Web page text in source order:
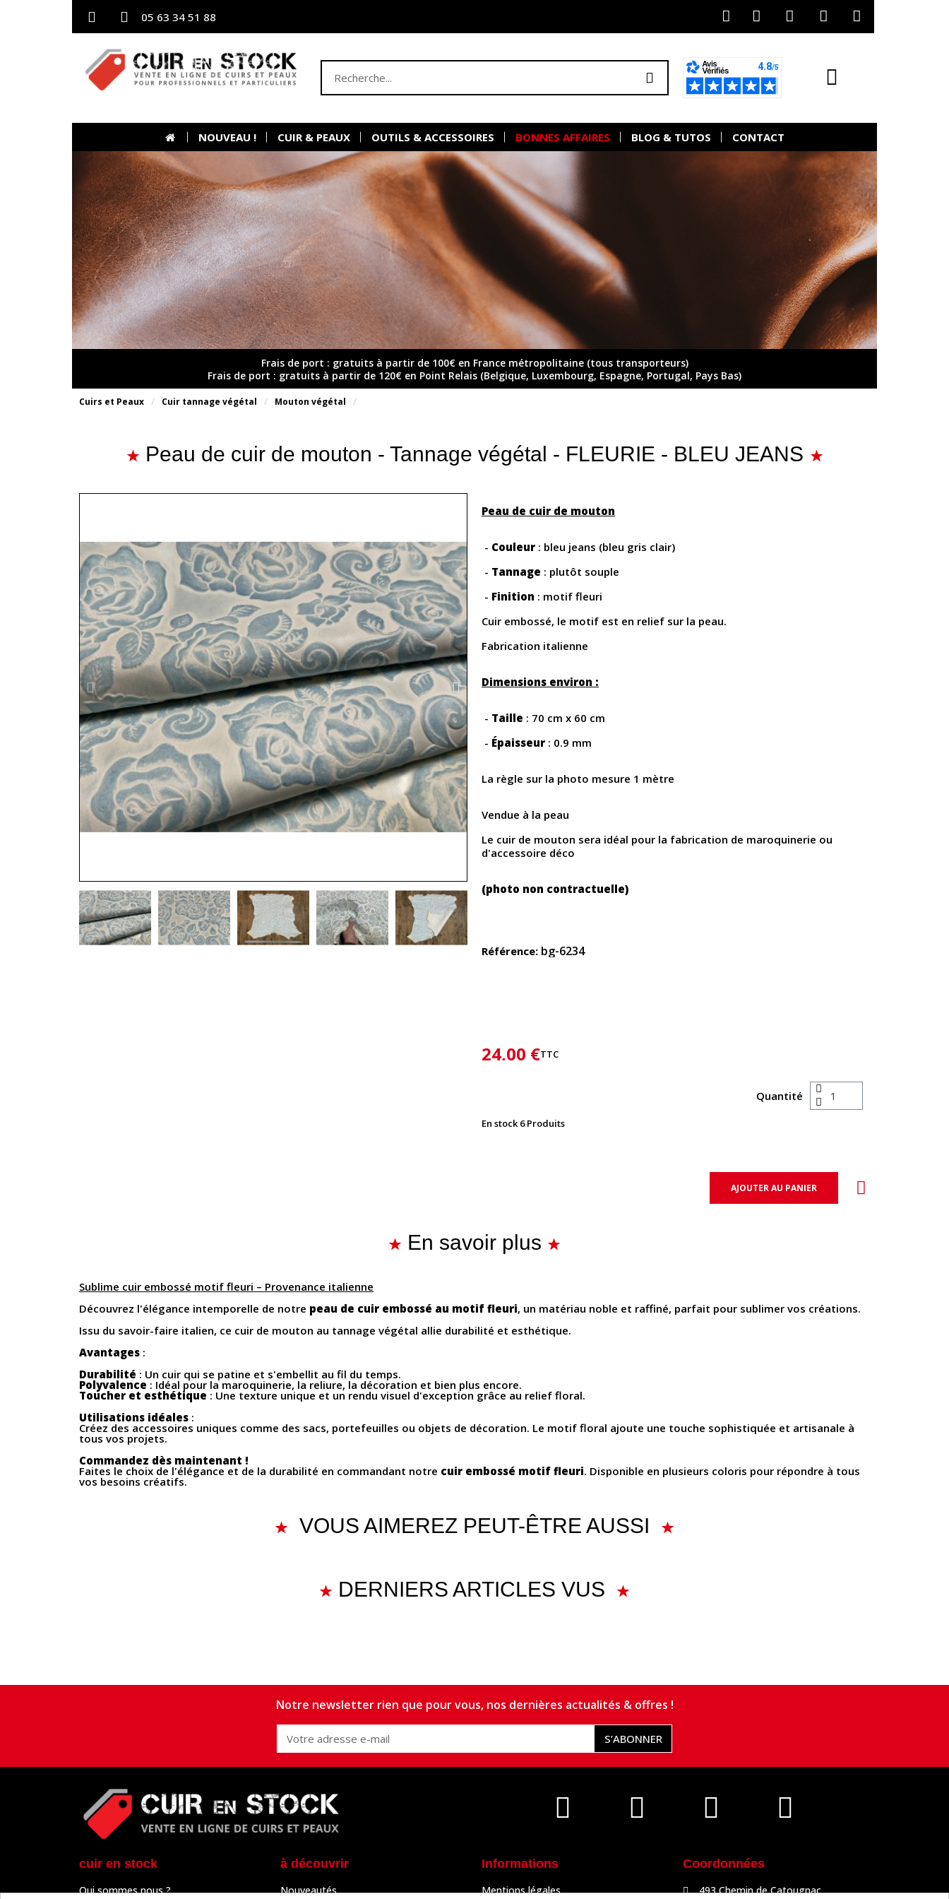
05 63 34 51 88
NOUVEAU ! CUIR & PEAUX OUTILS & ACCESSOIRES BONNES AFFAIRES BLOG & TUTOS CONTACT
Frais de port : gratuits à partir de 100€ en France métropolitaine (tous transporteurs)
Frais de port : gratuits à partir de 120€ en Point Relais (Belgique, Luxembourg, Espagne, Portugal, Pays Bas)
Cuirs et Peaux Cuir tannage végétal Mouton végétal
Peau de cuir de mouton - Tannage végétal - FLEURIE - BLEU JEANS
Peau de cuir de mouton
- Couleur : bleu jeans (bleu gris clair)
- Tannage : plutôt souple
- Finition : motif fleuri
Cuir embossé, le motif est en relief sur la peau.
Fabrication italienne
Dimensions environ :
- Taille : 70 cm x 60 cm
- Épaisseur : 0.9 mm
La règle sur la photo mesure 1 mètre
Vendue à la peau
Le cuir de mouton sera idéal pour la fabrication de maroquinerie ou
d'accessoire déco
(photo non contractuelle)
Référence bg-6234
24,00 €TTC
Quantité
En stock 6 Produits
AJOUTER AU PANIER
En savoir plus
Sublime cuir embossé motif fleuri – Provenance italienne
Découvrez l'élégance intemporelle de notre peau de cuir embossé au motif fleuri, un matériau noble et raffiné, parfait pour sublimer vos créations.
Issu du savoir-faire italien, ce cuir de mouton au tannage végétal allie durabilité et esthétique.
Avantages :
Durabilité : Un cuir qui se patine et s'embellit au fil du temps.
Polyvalence : Idéal pour la maroquinerie, la reliure, la décoration et bien plus encore.
Toucher et esthétique : Une texture unique et un rendu visuel d'exception grâce au relief floral.
Utilisations idéales :
Créez des accessoires uniques comme des sacs, portefeuilles ou objets de décoration. Le motif floral ajoute une touche sophistiquée et artisanale à
tous vos projets.
Commandez dès maintenant !
Faites le choix de l'élégance et de la durabilité en commandant notre cuir embossé motif fleuri. Disponible en plusieurs coloris pour répondre à tous
vos besoins créatifs.
VOUS AIMEREZ PEUT-ÊTRE AUSSI
DERNIERS ARTICLES VUS
Notre newsletter rien que pour vous, nos dernières actualités & offres !
S’ABONNER
cuir en stock
Qui sommes nous ?
à découvrir
Nouveautés
Informations
Mentions légales
Coordonnées
493 Chemin de Catougnac